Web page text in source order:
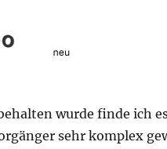
wurde finde ich
sehr komplex